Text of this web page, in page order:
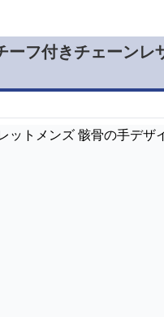
ーフ付きチェーンレ